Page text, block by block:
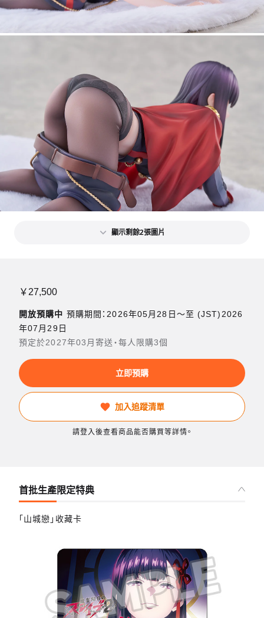
顯示剩餘2張圖片
￥27,500
開放預購中 預購期間：2026年05月28日〜至 (JST)2026
年07月29日
預定於2027年03月寄送・每人限購3個
立即預購
加入追蹤清單
請登入後查看商品能否購買等詳情。
首批生產限定特典
「山城戀」收藏卡